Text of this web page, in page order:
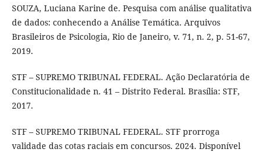
SOUZA, Luciana Karine de. Pesquisa com análise qualitativa
de dados: conhecendo a Análise Temática. Arquivos
Brasileiros de Psicologia, Rio de Janeiro, v. 71, n. 2, p. 51-67,
2019.
STF – SUPREMO TRIBUNAL FEDERAL. Ação Declaratória de
Constitucionalidade n. 41 – Distrito Federal. Brasília: STF,
2017.
STF – SUPREMO TRIBUNAL FEDERAL. STF prorroga
validade das cotas raciais em concursos. 2024. Disponível